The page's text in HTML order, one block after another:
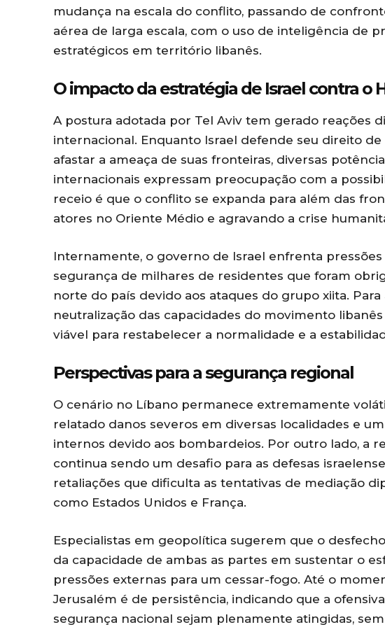
mudança na escala do conflito, passando de
aérea de larga escala, com o uso de inteligência de
estratégicos em território libanês.
O impacto da estratégia de Israel contra o
A postura adotada por Tel Aviv tem gerado reações
internacional. Enquanto Israel defende seu direito
afastar a ameaça de suas fronteiras, diversas
internacionais expressam preocupação com a
receio é que o conflito se expanda para além das
atores no Oriente Médio e agravando a crise
Internamente, o governo de Israel enfrenta
segurança de milhares de residentes que foram
norte do país devido aos ataques do grupo xiita.
neutralização das capacidades do movimento
viável para restabelecer a normalidade e a
Perspectivas para a segurança regional
O cenário no Líbano permanece extremamente
relatado danos severos em diversas localidades e
internos devido aos bombardeios. Por outro lado, a
continua sendo um desafio para as defesas
retaliações que dificulta as tentativas de mediação
como Estados Unidos e França.
Especialistas em geopolítica sugerem que o
da capacidade de ambas as partes em sustentar o
pressões externas para um cessar-fogo. Até o
Jerusalém é de persistência, indicando que a
segurança nacional sejam plenamente atingidas,